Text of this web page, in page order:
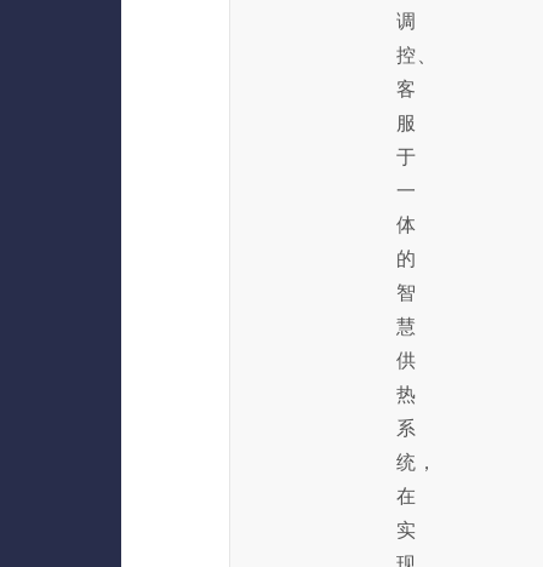
调
控、
客
服
于
一
体
的
智
慧
供
热
系
统，
在
实